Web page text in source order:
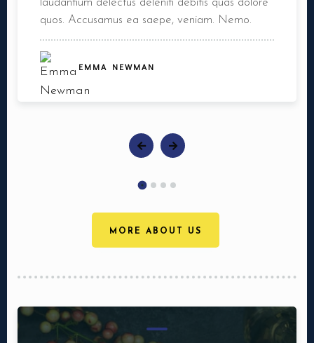
laudantium delectus deleniti debitis quas dolore
quos. Accusamus ea saepe, veniam. Nemo.
EMMA NEWMAN
MORE ABOUT US